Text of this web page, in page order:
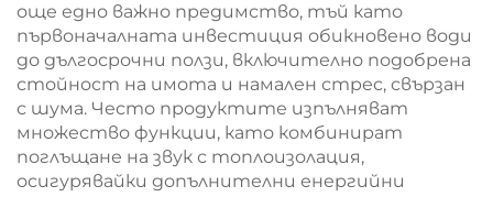
още едно важно предимство, тъй като
първоначалната инвестиция обикновено води
до дългосрочни ползи, включително подобрена
стойност на имота и намален стрес, свързан
с шума. Често продуктите изпълняват
множество функции, като комбинират
поглъщане на звук с топлоизолация,
осигурявайки допълнителни енергийни